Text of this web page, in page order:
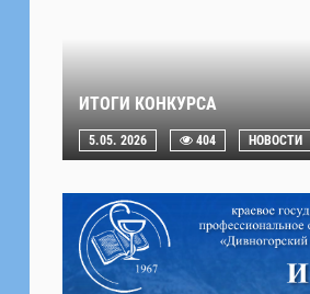
ИТОГИ КОНКУРСА
5.05. 2026 404 НОВОСТИ